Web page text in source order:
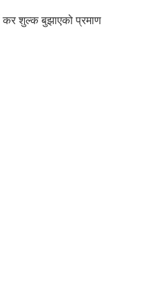
कर शुल्क बुझाएको प्रमाण